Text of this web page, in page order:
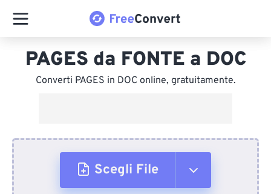
PAGES da FONTE a DOC
Converti PAGES in DOC online, gratuitamente.
Scegli File